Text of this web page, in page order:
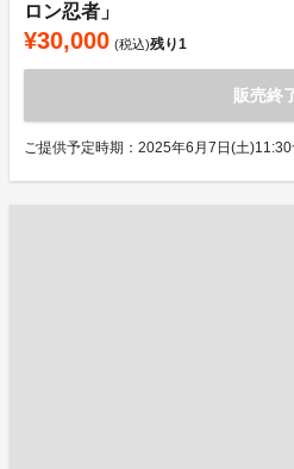
ロン忍者」
¥30,000 (税込)残り1
販売終
ご提供予定時期：2025年6月7日(土